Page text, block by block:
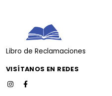
Libro de Reclamaciones
VISÍTANOS EN REDES